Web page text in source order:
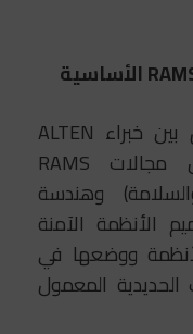
تم تصميم البرنامج بالتعاون الوثيق بين خبراء ALTEN
والجامعة الدولية للرباط، ليشمل مجالات RAMS
وهندسة
الأنظمة الآمنة
ووضعها في
المعمول